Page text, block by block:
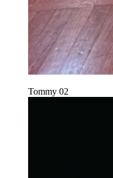
Tommy 02